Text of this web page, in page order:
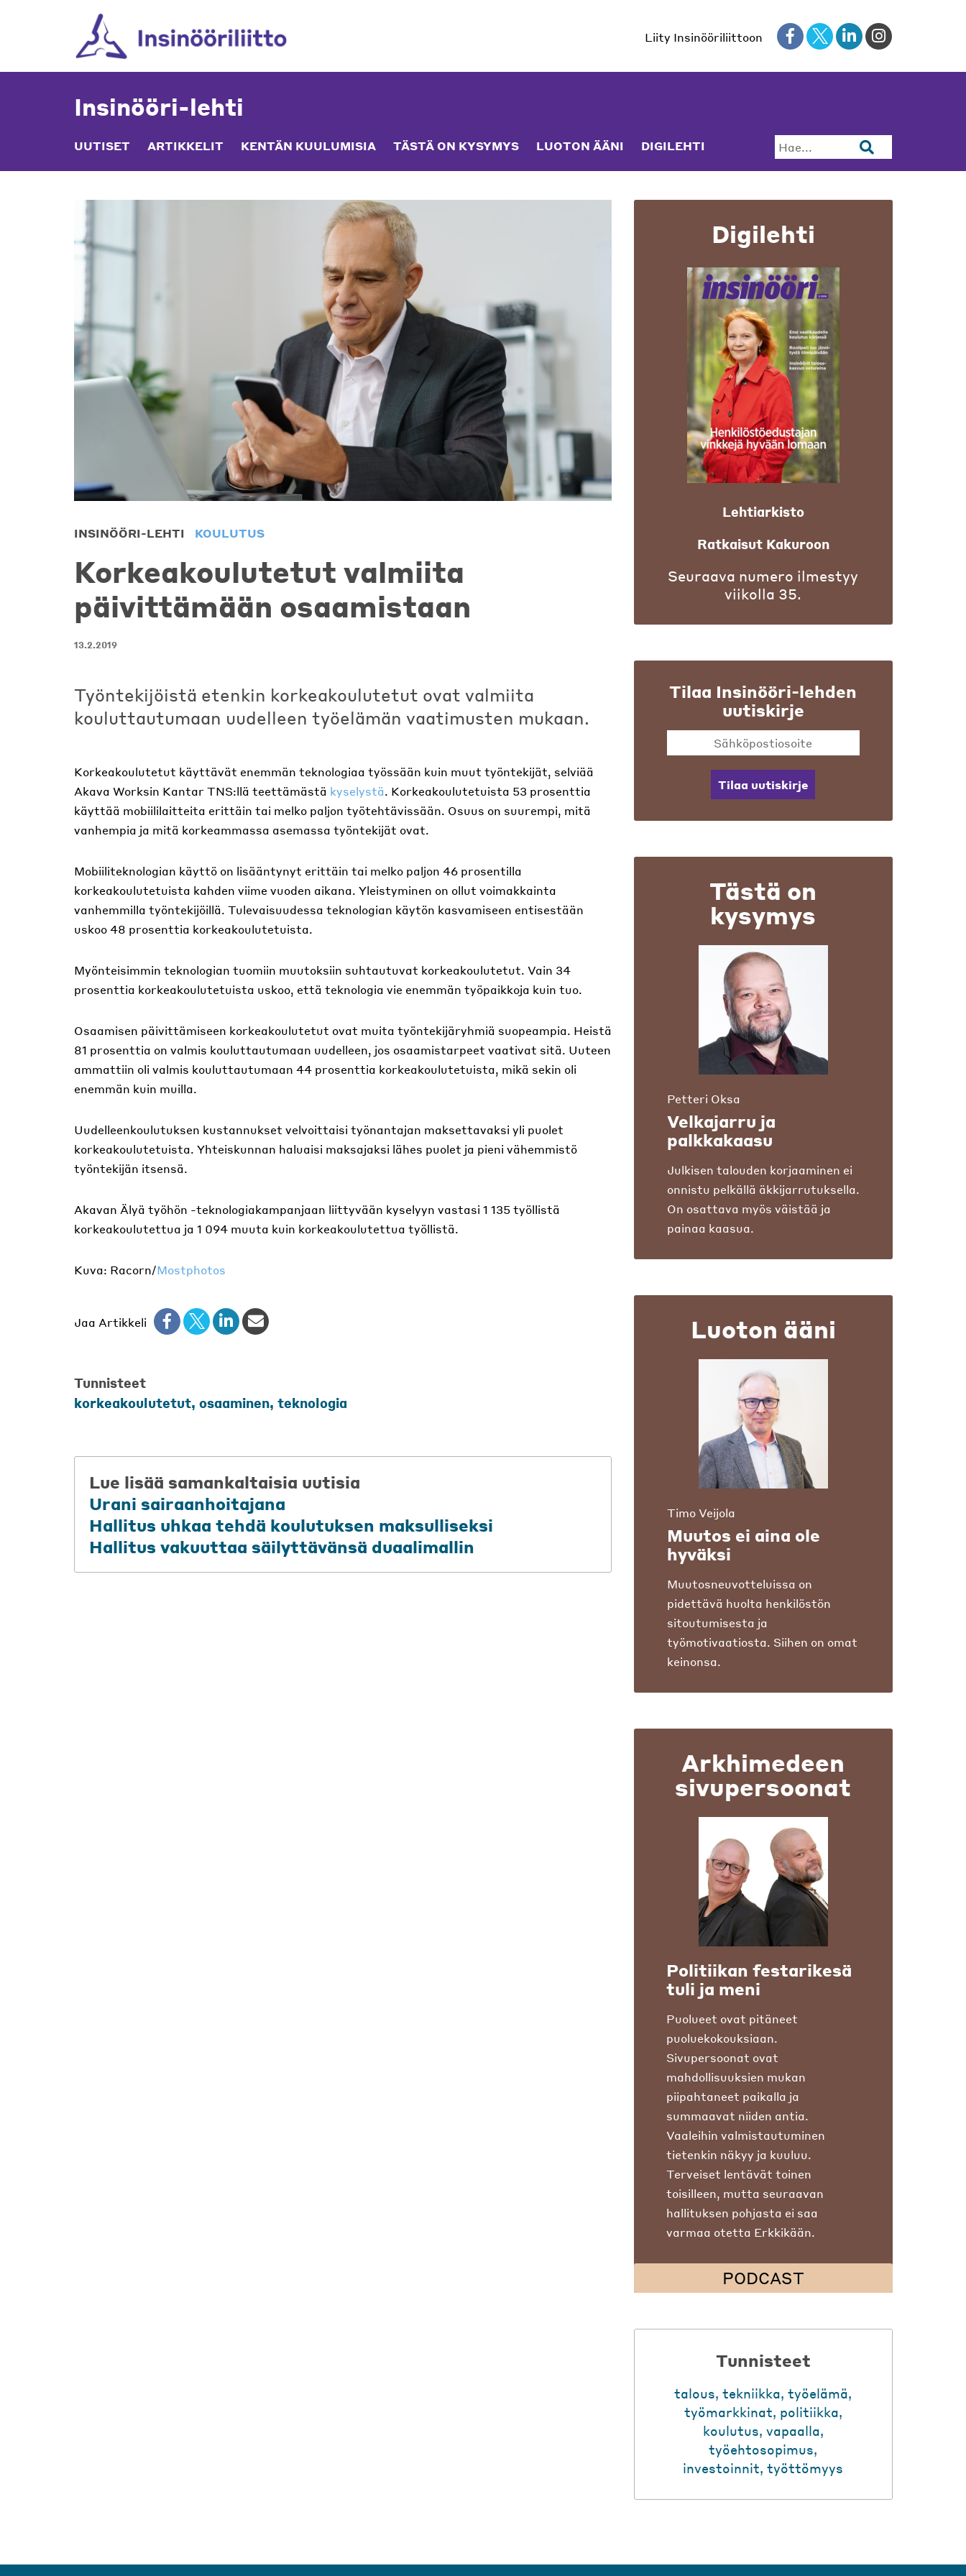
Liity Insinööriliittoon
Insinööri-lehti
UUTISET ARTIKKELIT KENTÄN KUULUMISIA TÄSTÄ ON KYSYMYS LUOTON ÄÄNI DIGILEHTI Hae...
INSINÖÖRI-LEHTI KOULUTUS
Korkeakoulutetut valmiita
päivittämään osaamistaan
13.2.2019
Työntekijöistä etenkin korkeakoulutetut ovat valmiita
kouluttautumaan uudelleen työelämän vaatimusten mukaan.
Korkeakoulutetut käyttävät enemmän teknologiaa työssään kuin muut työntekijät, selviää
Akava Worksin Kantar TNS:llä teettämästä kyselystä. Korkeakoulutetuista 53 prosenttia
käyttää mobiililaitteita erittäin tai melko paljon työtehtävissään. Osuus on suurempi, mitä
vanhempia ja mitä korkeammassa asemassa työntekijät ovat.
Mobiiliteknologian käyttö on lisääntynyt erittäin tai melko paljon 46 prosentilla
korkeakoulutetuista kahden viime vuoden aikana. Yleistyminen on ollut voimakkainta
vanhemmilla työntekijöillä. Tulevaisuudessa teknologian käytön kasvamiseen entisestään
uskoo 48 prosenttia korkeakoulutetuista.
Myönteisimmin teknologian tuomiin muutoksiin suhtautuvat korkeakoulutetut. Vain 34
prosenttia korkeakoulutetuista uskoo, että teknologia vie enemmän työpaikkoja kuin tuo.
Osaamisen päivittämiseen korkeakoulutetut ovat muita työntekijäryhmiä suopeampia. Heistä
81 prosenttia on valmis kouluttautumaan uudelleen, jos osaamistarpeet vaativat sitä. Uuteen
ammattiin oli valmis kouluttautumaan 44 prosenttia korkeakoulutetuista, mikä sekin oli
enemmän kuin muilla.
Uudelleenkoulutuksen kustannukset velvoittaisi työnantajan maksettavaksi yli puolet
korkeakoulutetuista. Yhteiskunnan haluaisi maksajaksi lähes puolet ja pieni vähemmistö
työntekijän itsensä.
Akavan Älyä työhön -teknologiakampanjaan liittyvään kyselyyn vastasi 1 135 työllistä
korkeakoulutettua ja 1 094 muuta kuin korkeakoulutettua työllistä.
Kuva: Racorn/Mostphotos
Jaa Artikkeli
Tunnisteet
korkeakoulutetut, osaaminen, teknologia
Lue lisää samankaltaisia uutisia
Urani sairaanhoitajana
Hallitus uhkaa tehdä koulutuksen maksulliseksi
Hallitus vakuuttaa säilyttävänsä duaalimallin
Digilehti
Lehtiarkisto
Ratkaisut Kakuroon
Seuraava numero ilmestyy
viikolla 35.
Tilaa Insinööri-lehden
uutiskirje
Tilaa uutiskirje
Tästä on
kysymys
Petteri Oksa
Velkajarru ja
palkkakaasu
Julkisen talouden korjaaminen ei
onnistu pelkällä äkkijarrutuksella.
On osattava myös väistää ja
painaa kaasua.
Luoton ääni
Timo Veijola
Muutos ei aina ole
hyväksi
Muutosneuvotteluissa on
pidettävä huolta henkilöstön
sitoutumisesta ja
työmotivaatiosta. Siihen on omat
keinonsa.
Arkhimedeen
sivupersoonat
Politiikan festarikesä
tuli ja meni
Puolueet ovat pitäneet
puoluekokouksiaan.
Sivupersoonat ovat
mahdollisuuksien mukan
piipahtaneet paikalla ja
summaavat niiden antia.
Vaaleihin valmistautuminen
tietenkin näkyy ja kuuluu.
Terveiset lentävät toinen
toisilleen, mutta seuraavan
hallituksen pohjasta ei saa
varmaa otetta Erkkikään.
PODCAST
Tunnisteet
talous,tekniikka,työelämä,
työmarkkinat, politiikka,
koulutus, vapaalla,
työehtosopimus,
investoinnit,työttömyys